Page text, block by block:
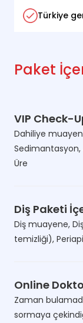
Türkiye
Paket
VIP Check-
Dahiliye
Sedimantasyon,
Üre
Diş Paketi
Diş muayene,
temizliği),
Online
Zaman
sormaya